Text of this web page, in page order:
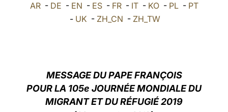
中文
LATINE
AR- DE - EN - ES- FR- IT- KO- PL- PT
- UK - ZH_CN - ZH_TW
MESSAGE DU PAPE FRANÇOIS
POUR LA 105e JOURNÉE MONDIALE DU
MIGRANT ET DU RÉFUGIÉ 2019